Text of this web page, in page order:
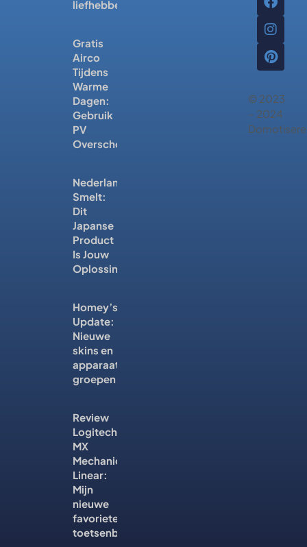
liefhebbers
Gratis
Airco
Tijdens
Warme
Dagen:
Gebruik
PV
Overschot
Nederland
Smelt:
Dit
Japanse
Product
Is Jouw
Oplossing
Homey’s
Update:
Nieuwe
skins en
apparaat
groepen
Review
Logitech
MX
Mechanical
Linear:
Mijn
nieuwe
favoriete
toetsenbord?
© 2023
– 2024